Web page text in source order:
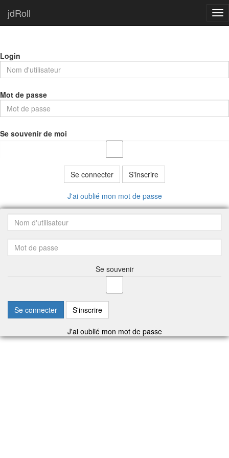
jdRoll
Login
Mot de passe
Se souvenir de moi
Se connecter S'inscrire
J'ai oublié mon mot de passe
Se souvenir
Se connecter S'inscrire
J'ai oublié mon mot de passe